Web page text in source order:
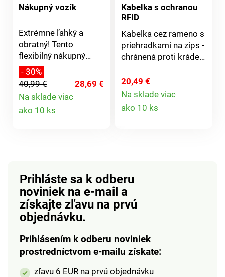
Nákupný vozík
Extrémne ľahký a
obratný! Tento
flexibilný nákupný
vozík na 4 kolieskach
môžete ľahko ťahať za
sebou alebo ho bez
námahy tlačiť v
zákrutách a úzkych
taška so sťahovacou
šnúrkou pojme 50
litrov potravín, zatiaľ
čo predná termo
priehradka so zipsom
potraviny dlho
chladné.
- 30%
40,99 €
28,69 €
Na sklade viac
ako 10 ks
Kabelka s ochranou
RFID
Kabelka cez rameno s
priehradkami na zips -
chránená proti krádeži
zipsom, magnetickým
zapínaním a
nastaviteľným
20,49 €
Na sklade viac
ako 10 ks
Prihláste sa k odberu
noviniek na e-mail a
získajte zľavu na prvú
objednávku.
Prihlásením k odberu noviniek
prostredníctvom e-mailu získate:
zľavu 6 EUR na prvú objednávku